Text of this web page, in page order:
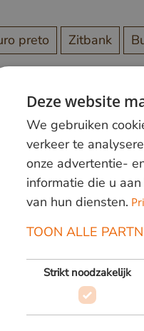
preto Zitbank
820000of mail
Deze website
We gebruiken
verkeer te
onze advertentie-
informatie die u
van hun diensten.
TOON ALLE
Strikt noodzakelijk